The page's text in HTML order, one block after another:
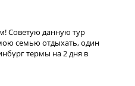
Советую данную тур
семью отдыхать, один
термы на 2 дня в
решили полететь на
буду